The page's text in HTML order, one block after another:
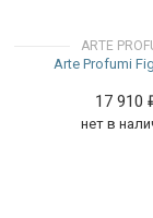
ARTE
Arte Profumi
17 910
нет в